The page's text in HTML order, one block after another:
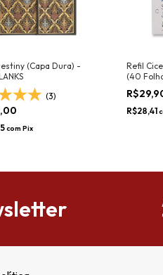
(Capa Dura) -
(3)
com Pix
Refil
(40
R$28,41